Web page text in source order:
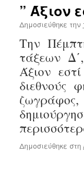
” Άξιον
Δημοσιεύθηκε την
Την
τάξεων
Άξιον
διεθνούς
Δημοσιεύθηκε στη